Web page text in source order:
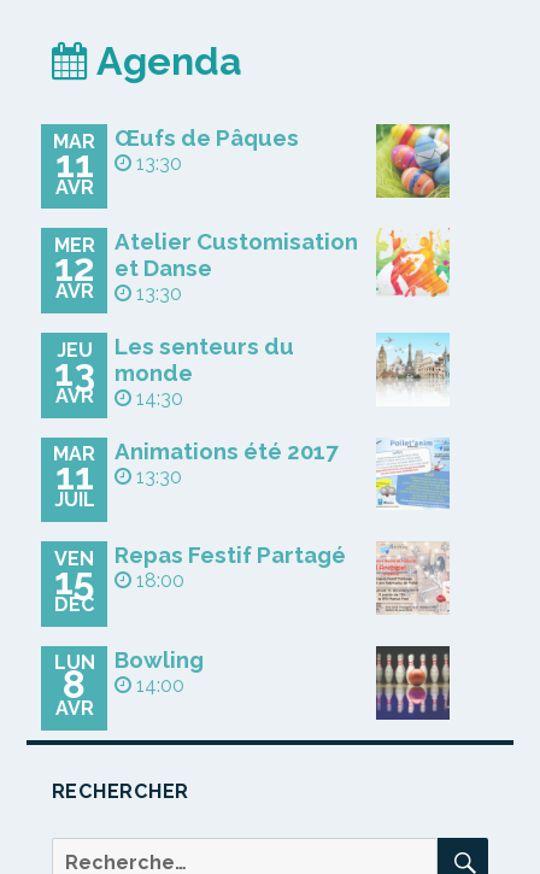
Agenda
MAR
11
AVR
Œufs de Pâques
13:30
MER
12
AVR
Atelier Customisation
et Danse
13:30
JEU
13
AVR
Les senteurs du
monde
14:30
MAR
11
JUIL
Animations été 2017
13:30
VEN
15
DÉC
Repas Festif Partagé
18:00
LUN
8
AVR
Bowling
14:00
RECHERCHER
Recherche